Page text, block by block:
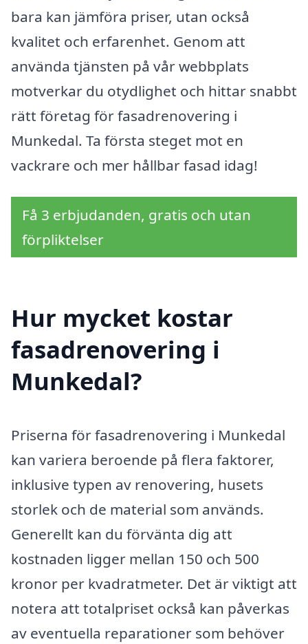
bara kan jämföra priser, utan också
kvalitet och erfarenhet. Genom att
använda tjänsten på vår webbplats
motverkar du otydlighet och hittar snabbt
rätt företag för fasadrenovering i
Munkedal. Ta första steget mot en
vackrare och mer hållbar fasad idag!
Få 3 erbjudanden, gratis och utan
förpliktelser
Hur mycket kostar
fasadrenovering i
Munkedal?
Priserna för fasadrenovering i Munkedal
kan variera beroende på flera faktorer,
inklusive typen av renovering, husets
storlek och de material som används.
Generellt kan du förvänta dig att
kostnaden ligger mellan 150 och 500
kronor per kvadratmeter. Det är viktigt att
notera att totalpriset också kan påverkas
av eventuella reparationer som behöver